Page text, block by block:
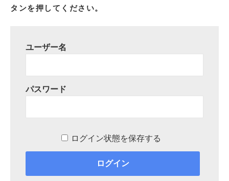
タンを押してください。
ユーザー名
パスワード
ログイン状態を保存する